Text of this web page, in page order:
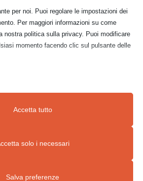
per noi. Puoi regolare le impostazioni dei
Per maggiori informazioni su come
nostra politica sulla privacy. Puoi modificare
momento facendo clic sul pulsante delle
del sito e sui servizi che possiamo offrire.
abilitano le funzioni di base e sono
Accetta tutto
solo i necessari
Salva preferenze